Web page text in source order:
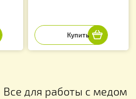
Все для работы с медом